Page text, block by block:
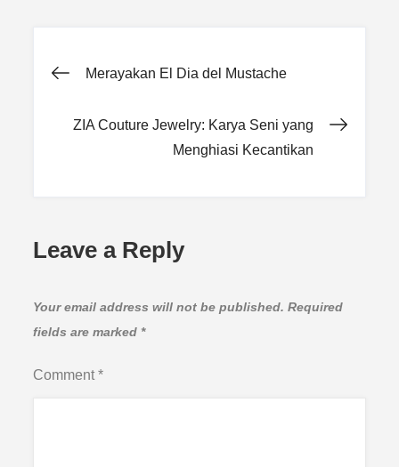
Post
navigation
Merayakan El Dia del Mustache
ZIA Couture Jewelry: Karya Seni yang
Menghiasi Kecantikan
Leave a Reply
Your email address will not be published. Required
fields are marked *
Comment*